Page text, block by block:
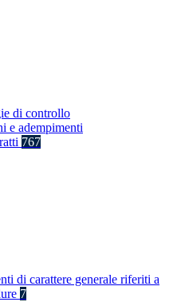
di controllo
e adempimenti
767
di carattere generale riferiti a
7